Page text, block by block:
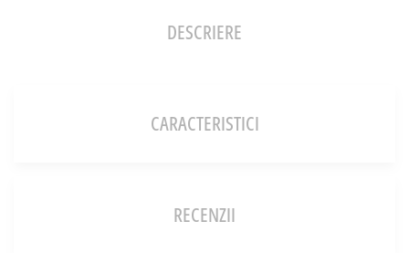
DESCRIERE
CARACTERISTICI
RECENZII